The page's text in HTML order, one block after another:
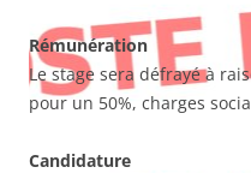
Rémunération
Le stage sera défrayé à
pour un 50%, charges
Candidature